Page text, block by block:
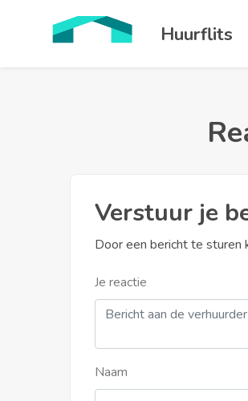
Huurflits
Verstuur je
Door een bericht te sturen
Je reactie
Naam